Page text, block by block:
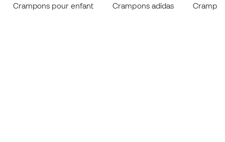
Crampons pour enfant Crampons adidas